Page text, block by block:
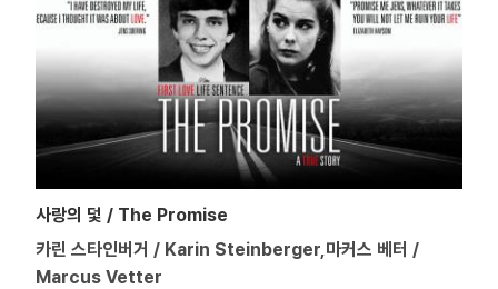
사랑의 덫 / The Promise
카린 스타인버거 / Karin Steinberger,마커스 베터 /
Marcus Vetter